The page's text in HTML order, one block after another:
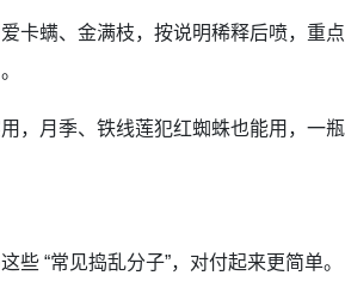
卡螨、金满枝，按说明稀释后喷，重
，月季、铁线莲犯红蜘蛛也能用，一
些 “常见捣乱分子”，对付起来更简单。